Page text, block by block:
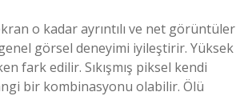
o kadar ayrıntılı ve net görüntüler
görsel deneyimi iyileştirir. Yüksek
fark edilir. Sıkışmış piksel kendi
bir kombinasyonu olabilir. Ölü